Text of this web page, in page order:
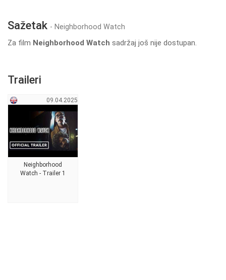
Sažetak - Neighborhood Watch
Za film Neighborhood Watch sadržaj još nije dostupan.
Traileri
09.04.2025
Neighborhood
Watch - Trailer 1